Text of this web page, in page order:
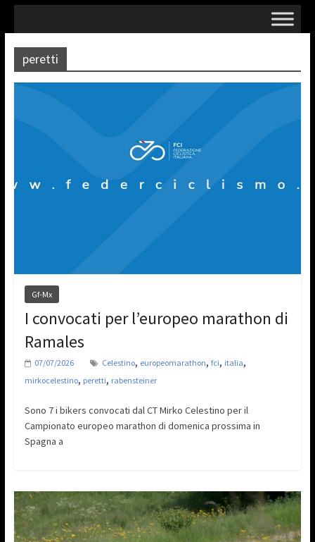
peretti
Gf-Mx
I convocati per l’europeo marathon di
Ramales
07/07/2026 Celestino, europeomarathon, fci, italia,
mirkocelestino, peretti, rabensteiner
Sono 7 i bikers convocati dal CT Mirko Celestino per il
Campionato europeo marathon di domenica prossima in
Spagna a